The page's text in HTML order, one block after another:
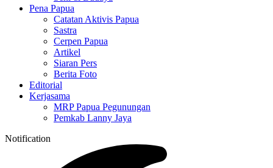
Pena Papua
Catatan Aktivis Papua
Sastra
Cerpen Papua
Artikel
Siaran Pers
Berita Foto
Editorial
Kerjasama
MRP Papua Pegunungan
Pemkab Lanny Jaya
Notification